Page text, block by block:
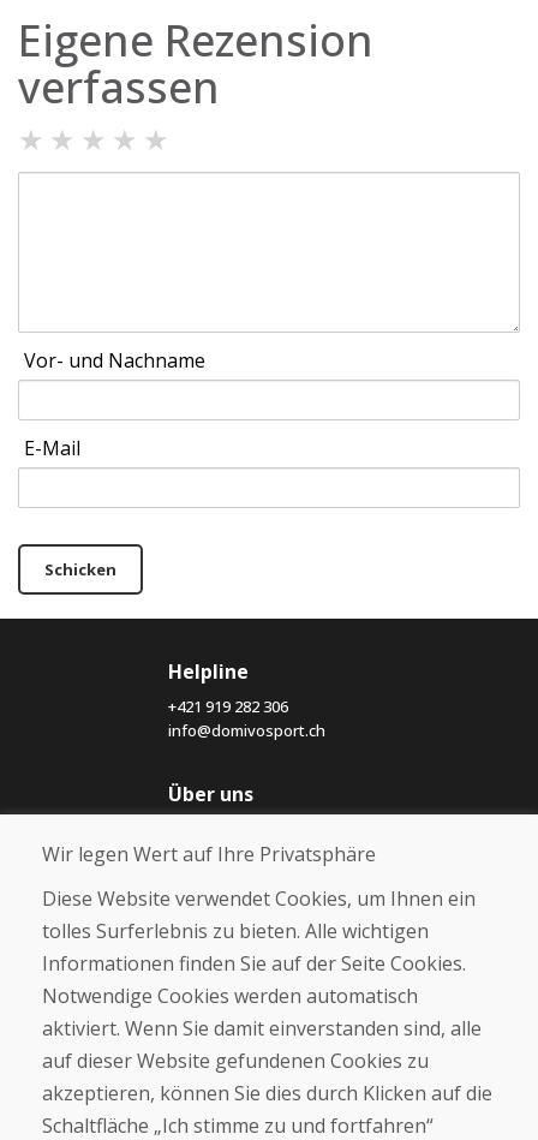
Eigene Rezension
verfassen
★ ★ ★ ★ ★
Vor- und Nachname
E-Mail
Schicken
Helpline
+421 919 282 306
info@domivosport.ch
Über uns
Über uns
Kontakt
Kaufen
E-Shop
Geschäftsbedingungen
Zahlung
Beschwerde
Rückgabe und Umtausch von Waren
Wir legen Wert auf Ihre Privatsphäre
Diese Website verwendet Cookies, um Ihnen ein
tolles Surferlebnis zu bieten. Alle wichtigen
Informationen finden Sie auf der Seite Cookies.
Notwendige Cookies werden automatisch
aktiviert. Wenn Sie damit einverstanden sind, alle
auf dieser Website gefundenen Cookies zu
akzeptieren, können Sie dies durch Klicken auf die
Schaltfläche „Ich stimme zu und fortfahren“